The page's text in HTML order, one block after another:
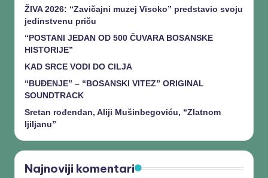
ŽIVA 2026: “Zavičajni muzej Visoko” predstavio svoju
jedinstvenu priču
“POSTANI JEDAN OD 500 ČUVARA BOSANSKE
HISTORIJE”
KAD SRCE VODI DO CILJA
“BUĐENJE” – “BOSANSKI VITEZ” ORIGINAL
SOUNDTRACK
Sretan rođendan, Aliji Mušinbegoviću, “Zlatnom
ljiljanu”
Najnoviji komentari